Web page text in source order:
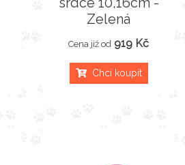
Zelená
Cena již od 919 Kč
Chci koupit